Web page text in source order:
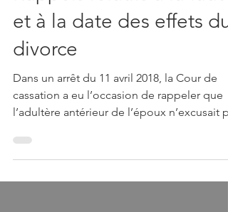
Rappels relatifs à la faute
et à la date des effets du
divorce
Dans un arrêt du 11 avril 2018, la Cour de
cassation a eu l’occasion de rappeler que
l’adultère antérieur de l’époux n’excusait
celui...